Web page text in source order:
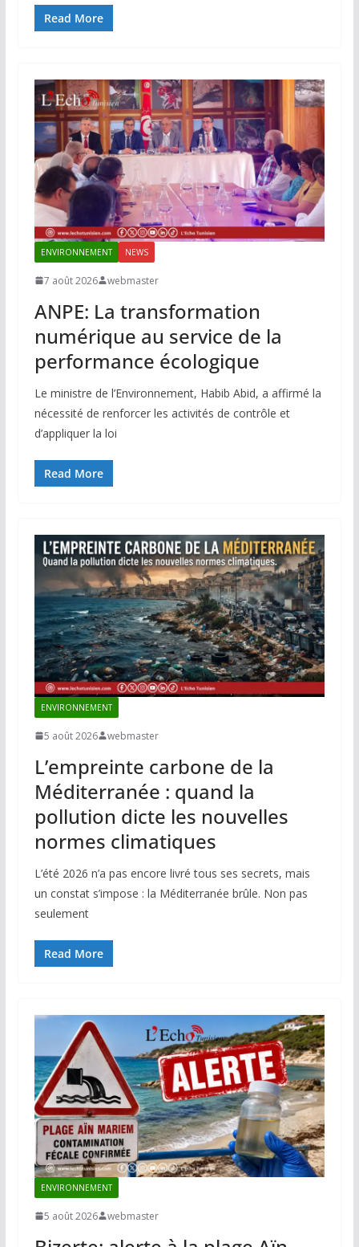
Read More
ENVIRONNEMENT NEWS
7 août 2026 webmaster
ANPE: La transformation
numérique au service de la
performance écologique
Le ministre de l’Environnement, Habib Abid, a affirmé la
nécessité de renforcer les activités de contrôle et
d’appliquer la loi
Read More
ENVIRONNEMENT
5 août 2026 webmaster
L’empreinte carbone de la
Méditerranée : quand la
pollution dicte les nouvelles
normes climatiques
L’été 2026 n’a pas encore livré tous ses secrets, mais
un constat s’impose : la Méditerranée brûle. Non pas
seulement
Read More
ENVIRONNEMENT
5 août 2026 webmaster